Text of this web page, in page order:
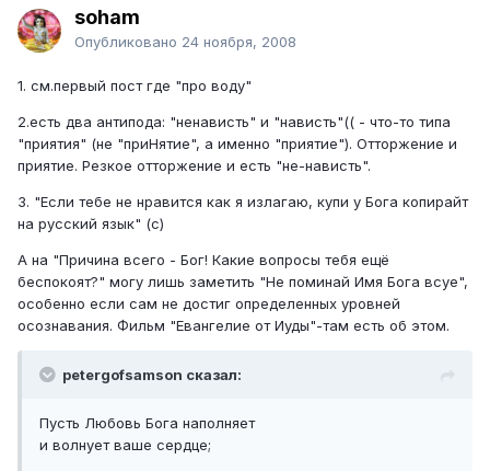
soham
Опубликовано 24 ноября, 2008
1. см.первый пост где "про воду"
2.есть два антипода: "ненависть" и "нависть"(( - что-то типа
"приятия" (не "приНятие", а именно "приятие"). Отторжение и
приятие. Резкое отторжение и есть "не-нависть".
3. "Если тебе не нравится как я излагаю, купи у Бога копирайт
на русский язык" (с)
А на "Причина всего - Бог! Какие вопросы тебя ещё
беспокоят?" могу лишь заметить "Не поминай Имя Бога всуе",
особенно если сам не достиг определенных уровней
осознавания. Фильм "Евангелие от Иуды"-там есть об этом.
petergofsamson сказал:
Пусть Любовь Бога наполняет
и волнует ваше сердце;